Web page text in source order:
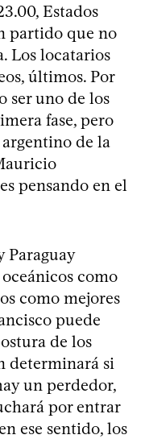
Estados
partido que no
Los locatarios
últimos. Por
ser uno de los
fase, pero
de la
pensando en el
Paraguay
como
como mejores
puede
de los
determinará si
un perdedor,
por entrar
ese sentido, los